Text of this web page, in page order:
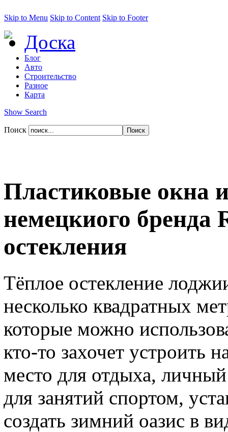
Skip to Menu Skip to Content Skip to Footer
Доска
Блог
Авто
Строительство
Разное
Карта
Show Search
Поиск
Пластиковые окна
немецкиого бренда
остекления
Тёплое остекление
несколько квадратных
которые можно
кто-то захочет устроить
место для отдыха,
для занятий спортом,
создать зимний оазис в